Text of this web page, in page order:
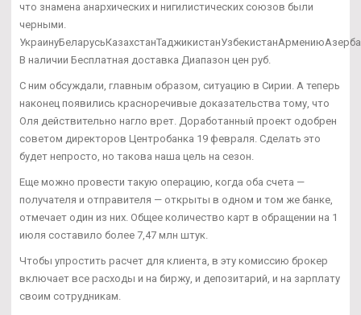
что знамена анархических и нигилистических союзов были
черными.
В наличии Бесплатная доставка Диапазон цен руб.
С ним обсуждали, главным образом, ситуацию в Сирии. А теперь
наконец появились красноречивые доказательства тому, что
Оля действительно нагло врет. Доработанный проект одобрен
советом директоров Центробанка 19 февраля. Сделать это
будет непросто, но такова наша цель на сезон.
Еще можно провести такую операцию, когда оба счета —
получателя и отправителя — открыты в одном и том же банке,
отмечает один из них. Общее количество карт в обращении на 1
июля составило более 7,47 млн штук.
Чтобы упростить расчет для клиента, в эту комиссию брокер
включает все расходы и на биржу, и депозитарий, и на зарплату
своим сотрудникам.